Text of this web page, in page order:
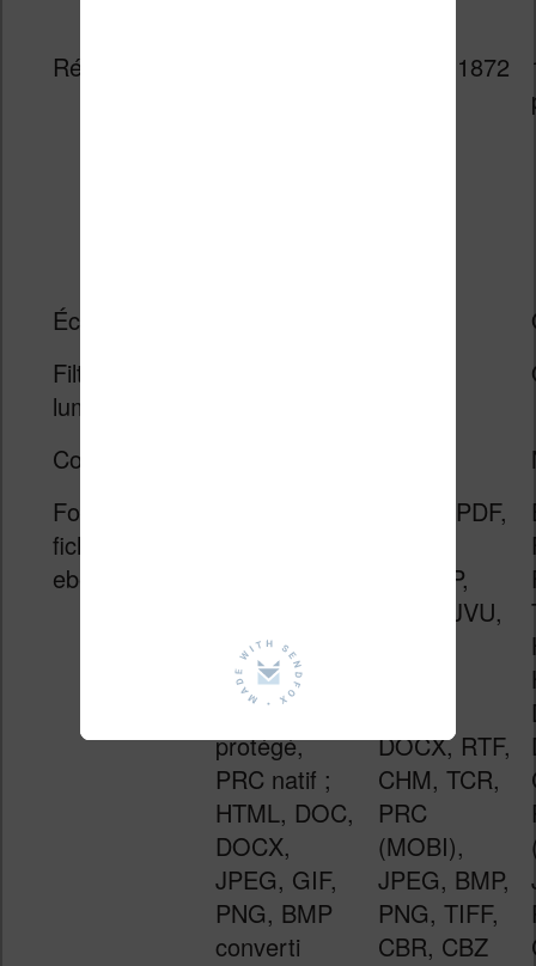
Résolution
1404 x 1872
Éclairage
Filtre de la
lumière bleue
Couleur
Formats de
fichiers
ebooks
(AZW), TXT,
PDF, EPUB,
MOBI non
protégé,
PRC natif ;
HTML, DOC,
DOCX,
JPEG, GIF,
PNG, BMP
converti
EPUB, PDF,
FB2.ZIP,
TXT, DJVU,
DOCX, RTF,
CHM, TCR,
PRC
(MOBI),
JPEG, BMP,
PNG, TIFF,
CBR, CBZ